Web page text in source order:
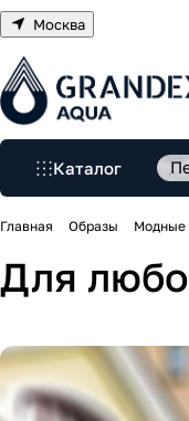
Москва
Каталог
Главная Образы Модные
Для